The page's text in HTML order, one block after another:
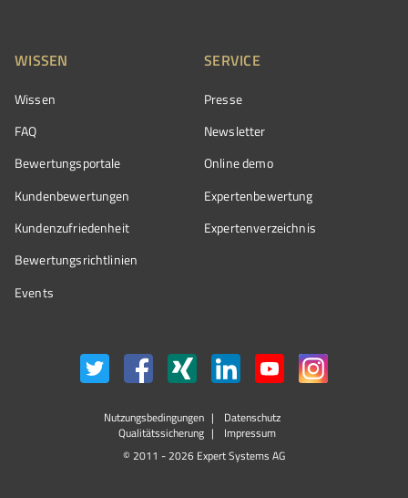
WISSEN
Wissen
FAQ
Bewertungsportale
Kundenbewertungen
Kundenzufriedenheit
Bewertungs­richtlinien
Events
SERVICE
Presse
Newsletter
Online demo
Expertenbewertung
Expertenverzeichnis
Nutzungsbedingungen
Datenschutz
Qualitätssicherung
Impressum
© 2011 - 2026 Expert Systems AG